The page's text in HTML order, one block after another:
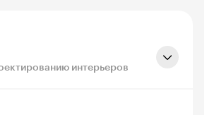
интерьеров